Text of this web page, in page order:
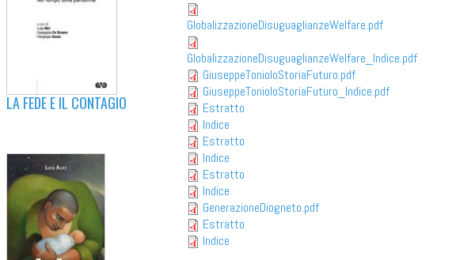
LA FEDE E IL CONTAGIO
GlobalizzazioneDisuguaglianzeWelfare.pdf
GlobalizzazioneDisuguaglianzeWelfare_Indice.pdf
GiuseppeTonioloStoriaFuturo.pdf
GiuseppeTonioloStoriaFuturo_Indice.pdf
Estratto
Indice
Estratto
Indice
Estratto
Indice
GenerazioneDiogneto.pdf
Estratto
Indice